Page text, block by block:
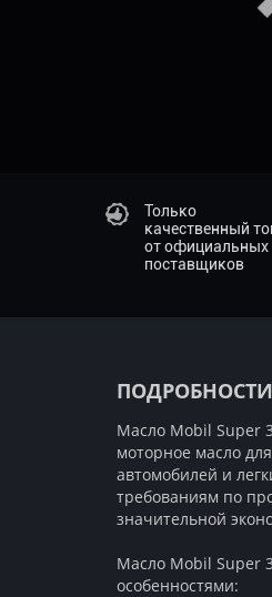
Только
качественный
от официальных
поставщиков
ПОДРОБНОСТИ
Масло Mobil Super
моторное масло
автомобилей и
требованиям по
значительной
Масло Mobil Super
особенностями: